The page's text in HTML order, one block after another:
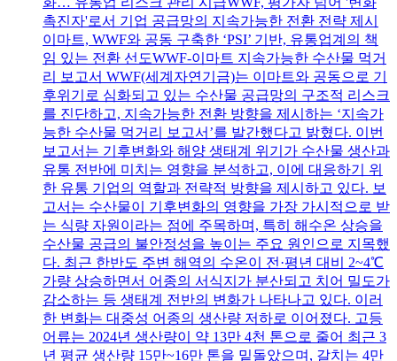
촉진자'로서 기업 공급망의 지속가능한 전환 전략 제시
이마트, WWF와 공동 구축한 ‘PSI’ 기반, 유통업계의 책
임 있는 전환 선도WWF-이마트 지속가능한 수산물 먹거
리 보고서 WWF(세계자연기금)는 이마트와 공동으로 기
후위기로 심화되고 있는 수산물 공급망의 구조적 리스크
를 진단하고, 지속가능한 전환 방향을 제시하는 ‘지속가
능한 수산물 먹거리 보고서’를 발간했다고 밝혔다. 이번
보고서는 기후변화와 해양 생태계 위기가 수산물 생산과
유통 전반에 미치는 영향을 분석하고, 이에 대응하기 위
한 유통 기업의 역할과 전략적 방향을 제시하고 있다. 보
고서는 수산물이 기후변화의 영향을 가장 가시적으로 받
는 식량 자원이라는 점에 주목하며, 특히 해수온 상승을
수산물 공급의 불안정성을 높이는 주요 원인으로 지목했
다. 최근 한반도 주변 해역의 수온이 전·평년 대비 2~4℃
가량 상승하면서 어종의 서식지가 분산되고 치어 밀도가
감소하는 등 생태계 전반의 변화가 나타나고 있다. 이러
한 변화는 대중성 어종의 생산량 저하로 이어졌다. 고등
어류는 2024년 생산량이 약 13만 4천 톤으로 줄어 최근 3
년 평균 생산량 15만~16만 톤을 밑돌았으며, 갈치는 4만